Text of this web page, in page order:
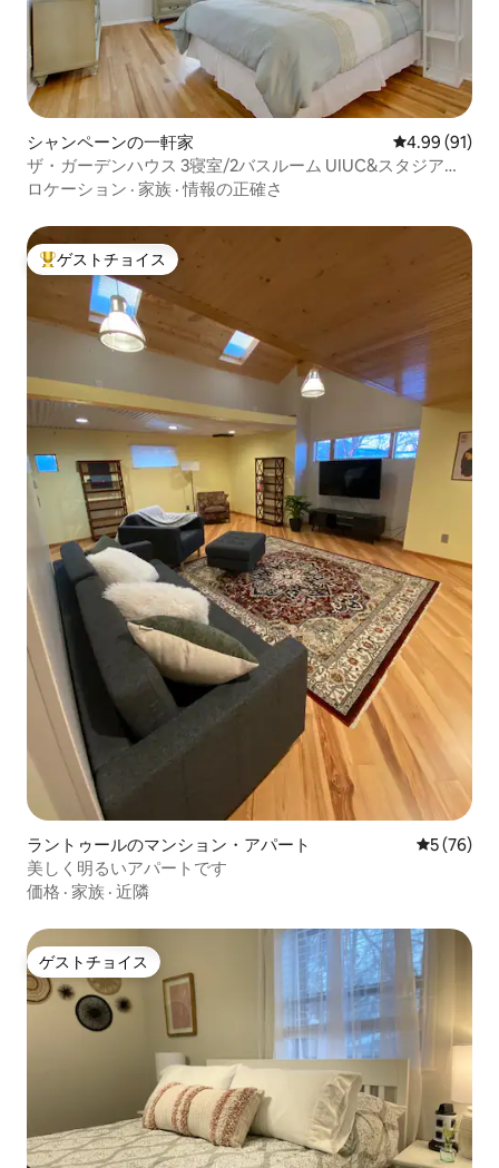
シャンペーンの一軒家 レビュー91
4.99 (91)
ザ・ガーデンハウス 3寝室/2バスルーム UIUC&スタジアム
から数分
ロケーション · 家族 ·情報の正確さ
大好評のゲストチョイスです。
ゲストチョイス
ラントゥールのマンション・アパート レビュー
5 (76)
美しく明るいアパートです
価格 · 家族 · 近隣
ゲストチョイス
ゲストチョイス